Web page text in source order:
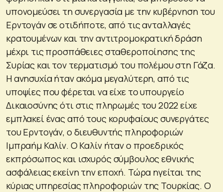
υπονομεύσει τη συνεργασία με την κυβέρνηση του
Ερντογάν σε οτιδήποτε, από τις ανταλλαγές
κρατουμένων και την αντιτρομοκρατική δράση
μέχρι τις προσπάθειες σταθεροποίησης της
Συρίας και τον τερματισμό του πολέμου στη Γάζα.
Η ανησυχία ήταν ακόμα μεγαλύτερη, από τις
υποψίες που φέρεται να είχε το υπουργείο
Δικαιοσύνης ότι στις πληρωμές του 2022 είχε
εμπλακεί ένας από τους κορυφαίους συνεργάτες
του Ερντογάν, ο διευθυντής πληροφοριών
Ιμπραήμ Καλίν. Ο Καλίν ήταν ο προεδρικός
εκπρόσωπος και ισχυρός σύμβουλος εθνικής
ασφάλειας εκείνη την εποχή. Τώρα ηγείται της
κύριας υπηρεσίας πληροφοριών της Τουρκίας. Ο